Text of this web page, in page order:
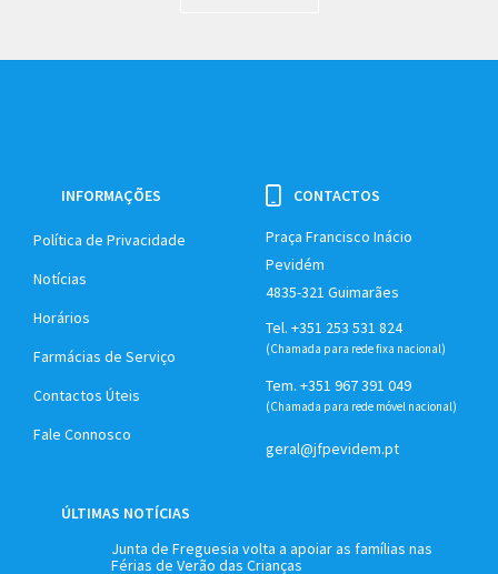
INFORMAÇÕES
Política de Privacidade
Notícias
Horários
Farmácias de Serviço
Contactos Úteis
Fale Connosco
CONTACTOS
Praça Francisco Inácio
Pevidém
4835-321 Guimarães
Tel. +351 253 531 824
(Chamada para rede fixa nacional)
Tem. +351 967 391 049
(Chamada para rede móvel nacional)
geral@jfpevidem.pt
ÚLTIMAS NOTÍCIAS
Junta de Freguesia volta a apoiar as famílias nas
Férias de Verão das Crianças